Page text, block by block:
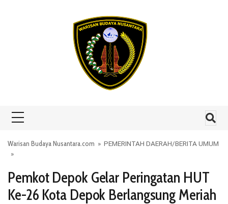
Warisan Budaya Nusantara.com » PEMERINTAH DAERAH/BERITA UMUM
»
Pemkot Depok Gelar Peringatan HUT
Ke-26 Kota Depok Berlangsung Meriah